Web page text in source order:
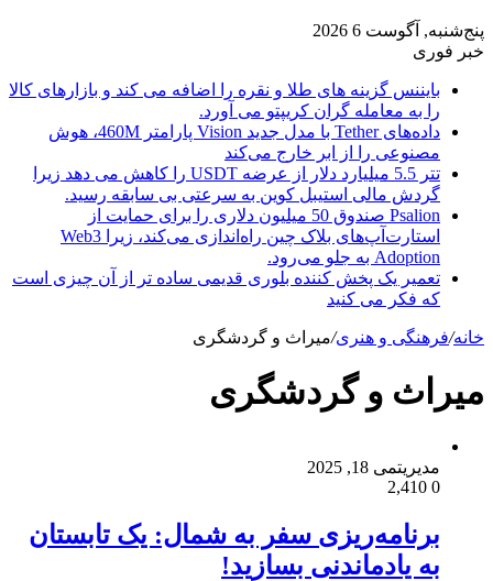
پنج‌شنبه, آگوست 6 2026
خبر فوری
بایننس گزینه های طلا و نقره را اضافه می کند و بازارهای کالا
را به معامله گران کریپتو می آورد.
داده‌های Tether با مدل جدید Vision پارامتر 460M، هوش
مصنوعی را از ابر خارج می‌کند
تتر 5.5 میلیارد دلار از عرضه USDT را کاهش می دهد زیرا
گردش مالی استیبل کوین به سرعتی بی سابقه رسید.
Psalion صندوق 50 میلیون دلاری را برای حمایت از
استارت‌آپ‌های بلاک چین راه‌اندازی می‌کند، زیرا Web3
Adoption به جلو می‌رود.
تعمیر یک پخش کننده بلوری قدیمی ساده تر از آن چیزی است
که فکر می کنید
خانه/فرهنگی و هنری/میراث و گردشگری
میراث و گردشگری
مدیریتمی 18, 2025
0
برنامه‌ریزی سفر به شمال: یک تابستان
به یاد‌ماندنی بسازید!